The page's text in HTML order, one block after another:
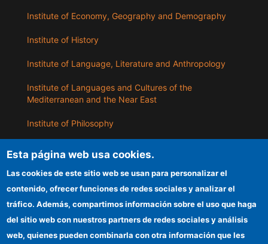
Institute of Economy, Geography and Demography
Institute of History
Institute of Language, Literature and Anthropology
Institute of Languages ​​and Cultures of the
Mediterranean and the Near East
Institute of Philosophy
ILLA
Information for providers
Esta página web usa cookies.
Las cookies de este sitio web se usan para personalizar el
contenido, ofrecer funciones de redes sociales y analizar el
tráfico. Además, compartimos información sobre el uso que haga
del sitio web con nuestros partners de redes sociales y análisis
web, quienes pueden combinarla con otra información que les